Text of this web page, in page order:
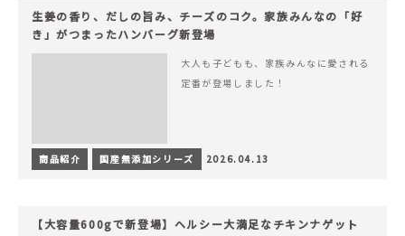
生姜の香り、だしの旨み、チーズのコク。家族みんなの「好
き」がつまったハンバーグ新登場
大人も子どもも、家族みんなに愛される
定番が登場しました！
商品紹介 国産無添加シリーズ 2026.04.13
【大容量600gで新登場】ヘルシー大満足なチキンナゲット